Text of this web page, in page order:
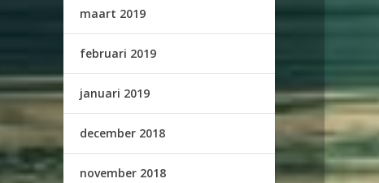
maart 2019
februari 2019
januari 2019
december 2018
november 2018